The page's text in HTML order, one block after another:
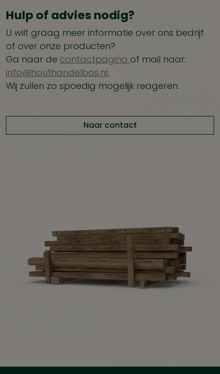
Hulp of advies nodig?
U wilt graag meer informatie over ons bedrijf
of over onze producten?
Ga naar de contactpagina of mail naar:
info@houthandelbos.nl.
Wij zullen zo spoedig mogelijk reageren.
Naar contact